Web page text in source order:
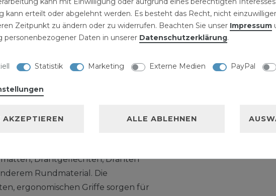
HERSTELLERKENNZEICHNUNG
60 cm
- der DEMA Bolzenschneider
optimal zum
Drahtgeflechten, Drähten
Rundmaterial. Die
ergonomischen Griffe sorgen für
kann erteilt oder abgelehnt werden. Es besteht das Recht, nicht
Zeitpunkt zu ändern oder zu widerrufen. Beachten Sie unser Impressum
personenbezogener Daten in unserer Daten­schutz­erklärung.
Statistik Marketing Externe Medien PayPal
AKZEPTIEREN ALLE ABLEHNEN